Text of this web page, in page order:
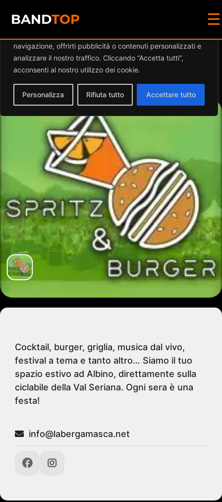
Diamo valore alla tua privacy
navigazione, offrirti pubblicità o contenuti personalizzati e
analizzare il nostro traffico. Cliccando “Accetta tutti”,
acconsenti al nostro utilizzo dei cookie.
Personalizza Rifiuta tutto Accettare tutto
BANDTOP ☰
Events by this
organizer
Cocktail, burger, griglia, musica dal vivo,
festival a tema e tanto altro… Siamo il tuo
spazio estivo ad Albino, direttamente sulla
ciclabile della Val Seriana. Ogni sera è una
festa!
info@labergamasca.net